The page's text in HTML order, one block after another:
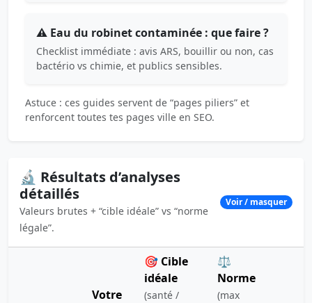
⚠️ Eau du robinet contaminée : que faire ?
Checklist immédiate : avis ARS, bouillir ou non, cas
bactério vs chimie, et publics sensibles.
Astuce : ces guides servent de “pages piliers” et
renforcent toutes tes pages ville en SEO.
🔬 Résultats d’analyses
détaillés
Valeurs brutes + “cible idéale” vs “norme
légale”.
Voir / masquer
Votre
🎯 Cible
idéale
(santé /
⚖️
Norme
(max